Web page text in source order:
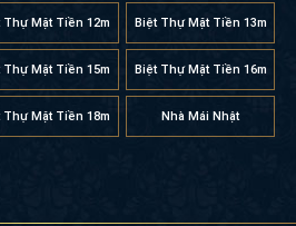
Thự Mặt Tiền 12m Biệt Thự Mặt Tiền 13m
Thự Mặt Tiền 15m Biệt Thự Mặt Tiền 16m
Thự Mặt Tiền 18m Nhà Mái Nhật